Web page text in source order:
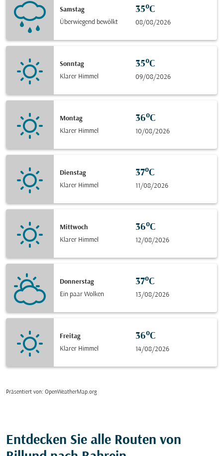
Samstag
Überwiegend bewölkt
35°C
08/08/2026
Sonntag
Klarer Himmel
35°C
09/08/2026
Montag
Klarer Himmel
36°C
10/08/2026
Dienstag
Klarer Himmel
37°C
11/08/2026
Mittwoch
Klarer Himmel
36°C
12/08/2026
Donnerstag
Ein paar Wolken
37°C
13/08/2026
Freitag
Klarer Himmel
36°C
14/08/2026
Präsentiert von: OpenWeatherMap.org
Entdecken Sie alle Routen von